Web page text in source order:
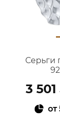
Серьги
3
от